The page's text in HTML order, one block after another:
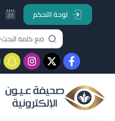
لوحة التحكم